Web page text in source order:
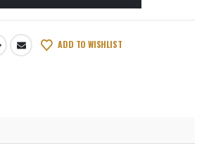
ADD TO WISHLIST